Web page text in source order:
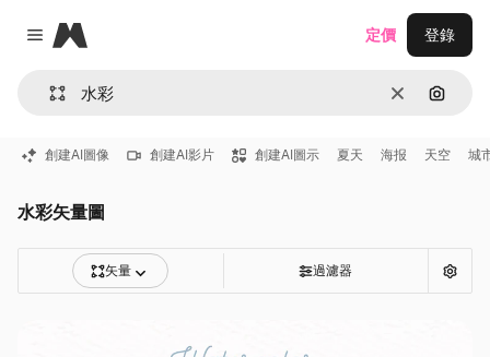
Close menu
Magnific
清除 通過圖
定價 登錄
創建AI圖像 創建AI影片 創建AI圖示 夏天 海报 天空 城
水彩矢量圖
矢量 過濾器